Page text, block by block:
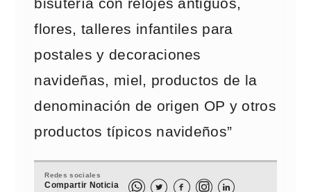
flores, talleres infantiles para
postales y decoraciones
navideñas, miel, productos de la
denominación de origen OP y otros
productos típicos navideños”
Redes sociales
Compartir Noticia   